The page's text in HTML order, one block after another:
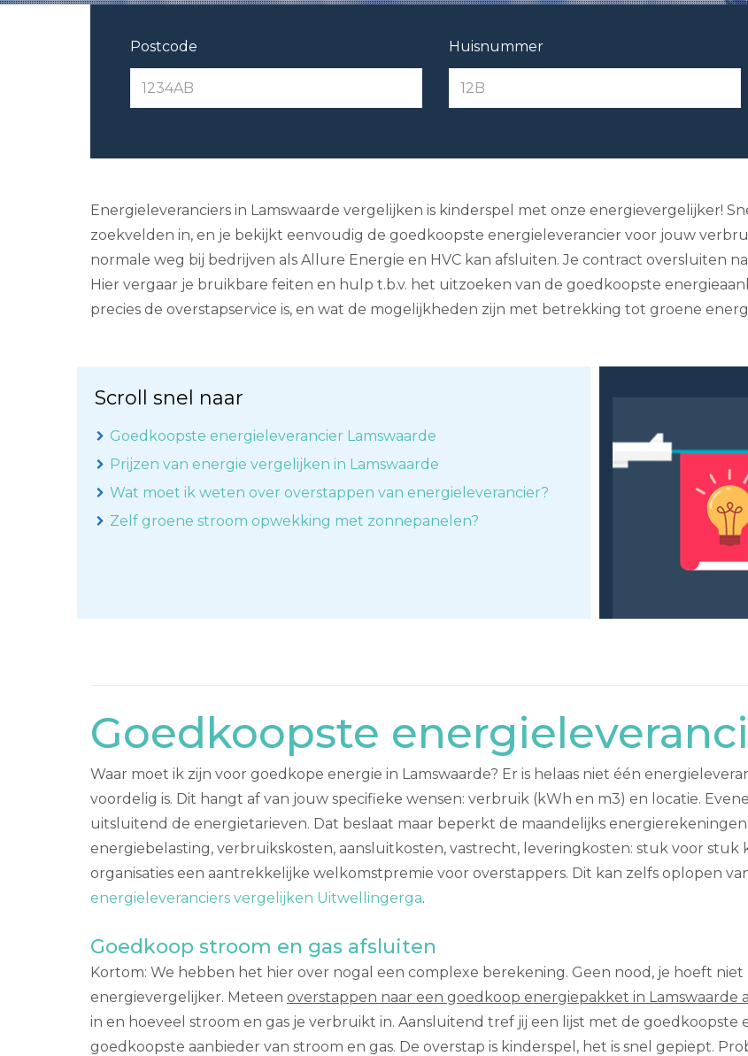
Postcode Huisnummer
Energieleveranciers in Lamswaarde vergelijken is kinderspel met onze energievergelijker!
zoekvelden in, en je bekijkt eenvoudig de goedkoopste energieleverancier voor jouw
normale weg bij bedrijven als Allure Energie en HVC kan afsluiten. Je contract oversluiten
Hier vergaar je bruikbare feiten en hulp t.b.v. het uitzoeken van de goedkoopste
precies de overstapservice is, en wat de mogelijkheden zijn met betrekking tot groene
Scroll snel naar
Goedkoopste energieleverancier Lamswaarde
Prijzen van energie vergelijken in Lamswaarde
Wat moet ik weten over overstappen van energieleverancier?
Zelf groene stroom opwekking met zonnepanelen?
Goedkoopste
Waar moet ik zijn voor goedkope energie in Lamswaarde? Er is helaas niet één
voordelig is. Dit hangt af van jouw specifieke wensen: verbruik (kWh en m3) en locatie.
uitsluitend de energietarieven. Dat beslaat maar beperkt de maandelijks
energiebelasting, verbruikskosten, aansluitkosten, vastrecht, leveringkosten: stuk voor
organisaties een aantrekkelijke welkomstpremie voor overstappers. Dit kan zelfs oplopen
energieleveranciers vergelijken Uitwellingerga.
Goedkoop stroom en gas afsluiten
Kortom: We hebben het hier over nogal een complexe berekening. Geen nood, je hoeft
energievergelijker. Meteen overstappen naar een goedkoop energiepakket in Lamswaarde
in en hoeveel stroom en gas je verbruikt in. Aansluitend tref jij een lijst met de goedkoopste
goedkoopste aanbieder van stroom en gas. De overstap is kinderspel, het is snel gepiept.